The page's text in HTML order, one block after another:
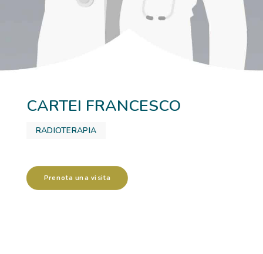
NEWS
FORMAZIONE
CARTEI FRANCESCO
RADIOTERAPIA
Prenota una visita